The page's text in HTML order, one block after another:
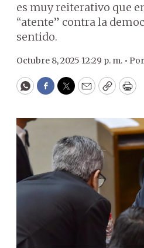
es muy reiterativo que
“atente” contra la
sentido.
Octubre 8, 2025 12:29 p. m. • Por
WhatsApp
Facebook
Twitter
EmailCopy